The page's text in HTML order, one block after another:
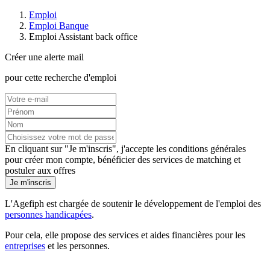
Emploi
Emploi Banque
Emploi Assistant back office
Créer une alerte mail
pour cette recherche d'emploi
En cliquant sur "Je m'inscris", j'accepte les conditions générales
pour créer mon compte, bénéficier des services de matching et
postuler aux offres
Je m'inscris
L'Agefiph est chargée de soutenir le développement de l'emploi des
personnes handicapées.
Pour cela, elle propose des services et aides financières pour les
entreprises et les personnes.